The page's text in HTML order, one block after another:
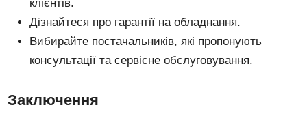
клієнтів.
Дізнайтеся про гарантії на обладнання.
Вибирайте постачальників, які пропонують
консультації та сервісне обслуговування.
Заключення